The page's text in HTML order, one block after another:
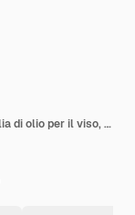
Etichetta estesa sul mockup della bottiglia di olio per il viso, vista frontale 02